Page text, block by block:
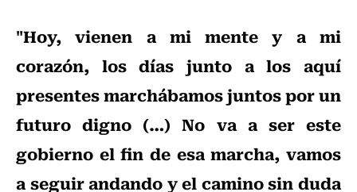
"Hoy, vienen a mi mente y a mi
corazón, los días junto a los aquí
presentes marchábamos juntos por un
futuro digno (…) No va a ser este
gobierno el fin de esa marcha, vamos
a seguir andando y el camino sin duda